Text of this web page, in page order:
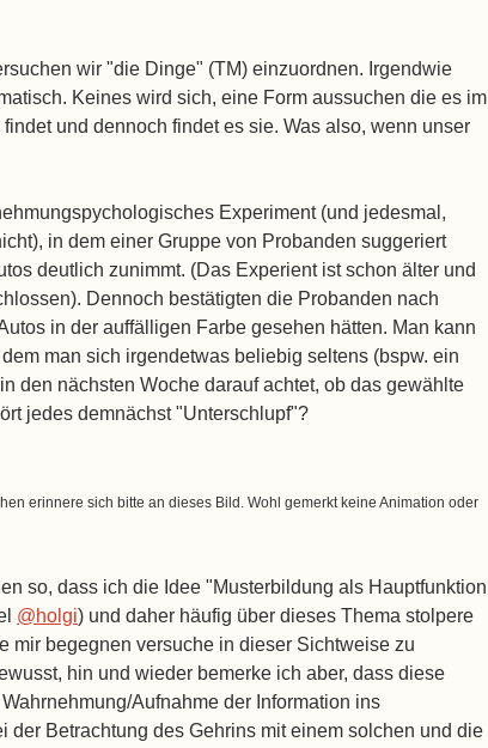
wir "die Dinge" (TM) einzuordnen. Irgendwie
Keines wird sich, eine Form aussuchen die es im
und dennoch findet es sie. Was also, wenn unser
Experiment (und jedesmal,
in dem einer Gruppe von Probanden suggeriert
deutlich zunimmt. (Das Experient ist schon älter und
Dennoch bestätigten die Probanden nach
in der auffälligen Farbe gesehen hätten. Man kann
man sich irgendetwas beliebig seltens (bspw. ein
den nächsten Woche darauf achtet, ob das gewählte
jedes demnächst "Unterschlupf"?
erinnere sich bitte an dieses Bild. Wohl gemerkt keine Animation oder
so, dass ich die Idee "Musterbildung als Hauptfunktion
@holgi) und daher häufig über dieses Thema stolpere
mir begegnen versuche in dieser Sichtweise zu
hin und wieder bemerke ich aber, dass diese
Aufnahme der Information ins
der Betrachtung des Gehrins mit einem solchen und die